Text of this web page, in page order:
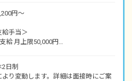
円～
給手当＞
給 月上限50,000円
当
2日制
り変動します。詳細は面接時にご案